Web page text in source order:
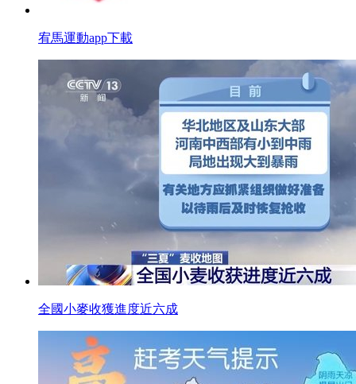
宥馬運動app下載
全國小麥收獲進度近六成